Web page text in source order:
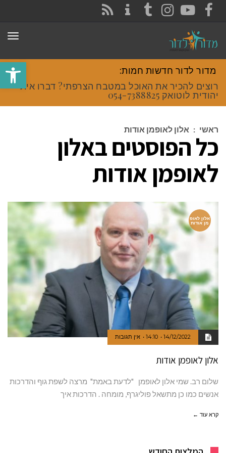
פתח
FACEBOOK
YOUTUBE
INSTAGRAM
TUMBLR
מדור לדור חדשות חמות:
רוצים להכיר את האוכל במטבח הצרפתי? דברו איתי
יהודית לוטואק 054-7388825.
ראשי : אלון לאופמן אודות
כל הפוסטים באלון
לאופמן אודות
אלון לאופ
מן אודות
14/12/2022
14:10 אין תגובות
אלון לאופמן אודות
שלום רב. שמי אלון לאופמן "לדעת באמת" מרצה לשפת גוף והדרכות
אנשים כמו כן מתשאל פוליגרף, מומחה . הדרכות איך
קרא עוד ←